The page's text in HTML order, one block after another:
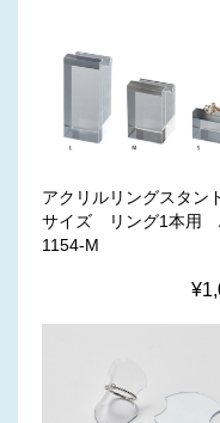
アクリルリングスタン
サイズ リング1本用
1154-M